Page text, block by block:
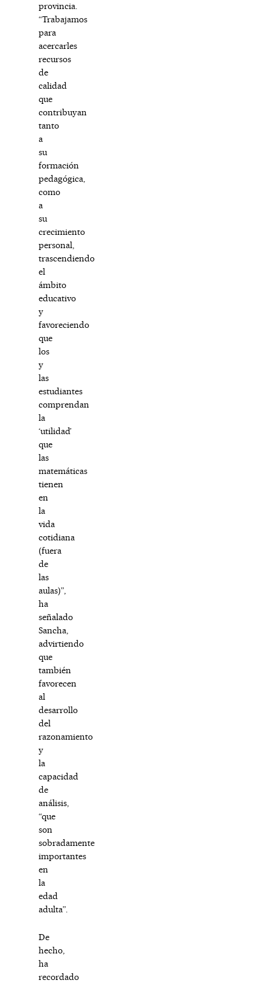
provincia.
“Trabajamos
para
acercarles
recursos
de
calidad
que
contribuyan
tanto
a
su
formación
pedagógica,
como
a
su
crecimiento
personal,
trascendiendo
el
ámbito
educativo
y
favoreciendo
que
los
y
las
estudiantes
comprendan
la
‘utilidad’
que
las
matemáticas
tienen
en
la
vida
cotidiana
(fuera
de
las
aulas)”,
ha
señalado
Sancha,
advirtiendo
que
también
favorecen
al
desarrollo
del
razonamiento
y
la
capacidad
de
análisis,
“que
son
sobradamente
importantes
en
la
edad
adulta”.
De
hecho,
ha
recordado